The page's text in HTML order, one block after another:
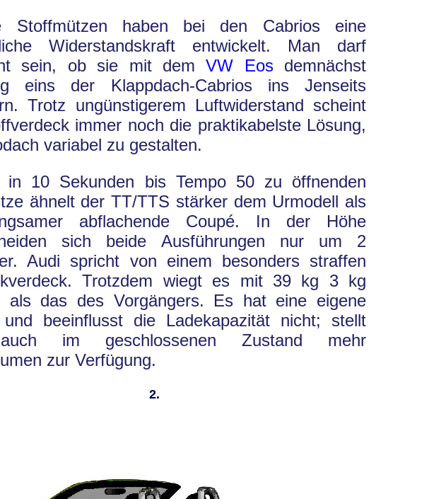
Stoffmützen haben bei den Cabrios eine
Widerstandskraft entwickelt. Man darf
sein, ob sie mit demVW Eosdemnächst
eins der Klappdach-Cabrios ins Jenseits
Trotz ungünstigerem Luftwiderstand scheint
immer noch die praktikabelste Lösung,
variabel zu gestalten.
in 10 Sekunden bis Tempo 50 zu öffnenden
ähnelt der TT/TTS stärker dem Urmodell als
abflachende Coupé. In der Höhe
sich beide Ausführungen nur um 2
Audi spricht von einem besonders straffen
Trotzdem wiegt es mit 39 kg 3 kg
als das des Vorgängers. Es hat eine eigene
und beeinflusst die Ladekapazität nicht; stellt
im geschlossenen Zustand mehr
zur Verfügung.
2.